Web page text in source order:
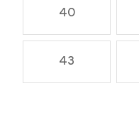
40
43